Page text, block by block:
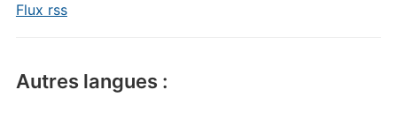
Flux rss
Autres langues :